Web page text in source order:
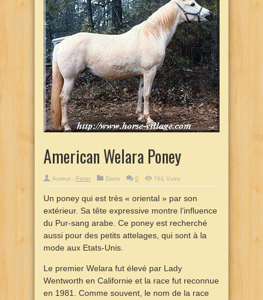
American Welara Poney
Auteur : Peter Dans 0 761 Vues
Un poney qui est très « oriental » par son
extérieur. Sa tête expressive montre l’influence
du Pur-sang arabe. Ce poney est recherché
aussi pour des petits attelages, qui sont à la
mode aux Etats-Unis.
Le premier Welara fut élevé par Lady
Wentworth en Californie et la race fut reconnue
en 1981. Comme souvent, le nom de la race